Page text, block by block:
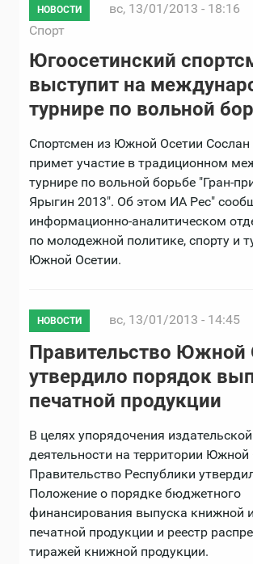
НОВОСТИ
вс, 13/01/2013 - 18:16
Спорт
Югоосетинский
выступит на
турнире по вольной
Спортсмен из Южной Осетии
примет участие в традиционном
турнире по вольной борьбе "Гран-
Ярыгин 2013". Об этом ИА Рес"
информационно-аналитическом
по молодежной политике, спорту и
Южной Осетии.
НОВОСТИ вс, 13/01/2013 - 14:45
Правительство Южной
утвердило порядок
печатной продукции
В целях упорядочения издательской
деятельности на территории Южной
Правительство Республики
Положение о порядке бюджетного
финансирования выпуска книжной
печатной продукции и реестр
тиражей книжной продукции.